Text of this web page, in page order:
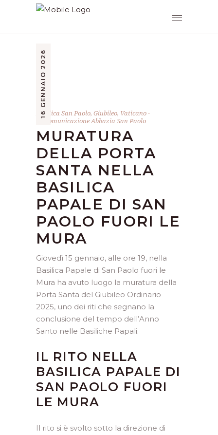
16 GENNAIO 2026
Basilica San Paolo, Giubileo, Vaticano
by
Comunicazione Abbazia San Paolo
MURATURA
DELLA PORTA
SANTA NELLA
BASILICA
PAPALE DI SAN
PAOLO FUORI LE
MURA
Giovedì 15 gennaio, alle ore 19, nella
Basilica Papale di San Paolo fuori le
Mura ha avuto luogo la muratura della
Porta Santa del Giubileo Ordinario
2025, uno dei riti che segnano la
conclusione del tempo dell’Anno
Santo nelle Basiliche Papali.
IL RITO NELLA
BASILICA PAPALE DI
SAN PAOLO FUORI
LE MURA
Il rito si è svolto sotto la direzione di